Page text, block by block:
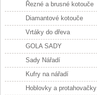
Řezné a brusné kotouče
Diamantové kotouče
Vrtáky do dřeva
GOLA SADY
Sady Nářadí
Kufry na nářadí
Hoblovky a protahovačky